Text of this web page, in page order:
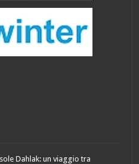
Dahlak: un viaggio tra